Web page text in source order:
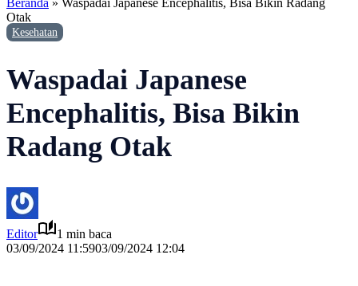
Otak
Kesehatan
Waspadai Japanese
Encephalitis, Bisa Bikin
Radang Otak
Editor
1 min baca
03/09/2024 11:5903/09/2024 12:04